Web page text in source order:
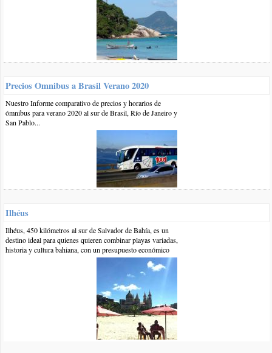
0 16-sep-2018::por:Silvia Kozaczuk
Hola somos de Misiones y buscamos un lugar donde pasar unos
días de vacaciones en verano . Queremos un lugar tranquilo y la
opción del farol de Sta Marta me encantó . Podrían pasarme una
lista de los lugares donde podríamos hospedatnos ( bungalows,
Hola Silvia,
Compilamos algunos alojamientos en esta lista:
https://www.brasilplayas.com/alojamiento/hoteles-posadas-
albergues/Farol...
Saludos
0 6-sep-2018::por:claudio duarte
por favor informacion de hotels o alugar casa sobre la playa ,
tambien ruta desde ciudad del este Paraguay,
1 7-sep-2018::por:BrasilPlayas
Hola Claudio,
Los alojamientos que tenemos registrados en Farol de Santa
Precios Omnibus a Brasil Verano 2020
Nuestro Informe comparativo de precios y horarios de
ómnibus para verano 2020 al sur de Brasil, Río de Janeiro y
San Pablo...
Ilhéus
Ilhéus, 450 kilómetros al sur de Salvador de Bahía, es un
destino ideal para quienes quieren combinar playas variadas,
historia y cultura bahiana, con un presupuesto económico